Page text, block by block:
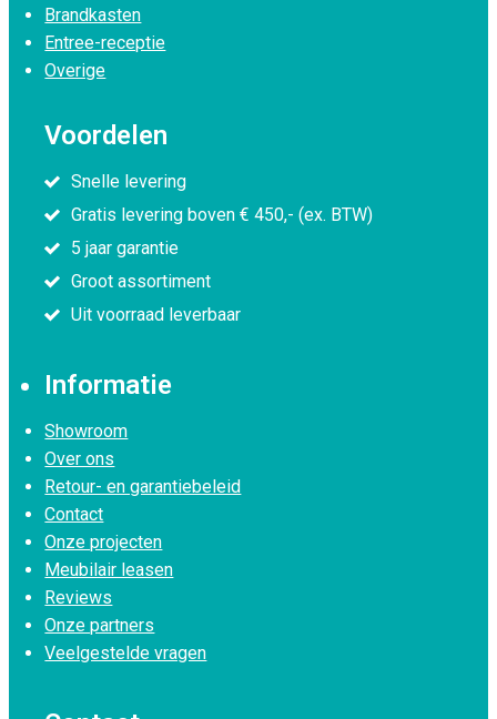
Brandkasten
Entree-receptie
Overige
Voordelen
Snelle levering
Gratis levering boven € 450,- (ex. BTW)
5 jaar garantie
Groot assortiment
Uit voorraad leverbaar
Informatie
Showroom
Over ons
Retour- en garantiebeleid
Contact
Onze projecten
Meubilair leasen
Reviews
Onze partners
Veelgestelde vragen